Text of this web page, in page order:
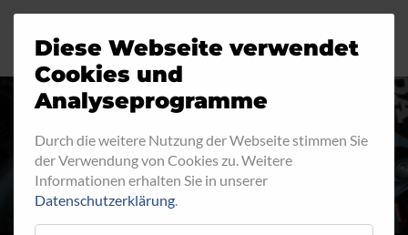
INNENGEWINDE - FEST 730
Diese Webseite verwendet
Cookies und
Analyseprogramme
Durch die weitere Nutzung der Webseite stimmen Sie
der Verwendung von Cookies zu. Weitere
Informationen erhalten Sie in unserer
Datenschutzerklärung.
Motorrad
Industrie
Automobil
Fahrrad
Ringfitting
Aussengewinde
Innengewinde
Hohlschrauben
Jobs